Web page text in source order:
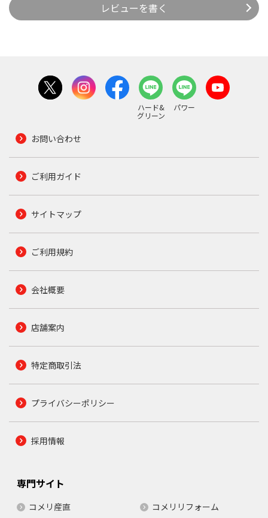
レビューを書く
ハード&
グリーン
パワー
お問い合わせ
ご利用ガイド
サイトマップ
ご利用規約
会社概要
店舗案内
特定商取引法
プライバシーポリシー
採用情報
専門サイト
コメリ産直 コメリリフォーム